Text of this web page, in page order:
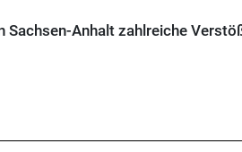
Sachsen-Anhalt zahlreiche